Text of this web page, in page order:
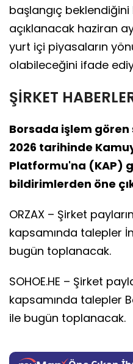
başlangıç
açıklanacak haziran
yurt içi piyasaların
olabileceğini ifade
ŞİRKET
Borsada işlem
2026 tarihinde
Platformu'na (KAP)
bildirimlerden öne
ORZAX – Şirket
kapsamında talepler
bugün toplanacak.
SOHOE.HE – Şirket
kapsamında talepler
ile bugün toplanacak.